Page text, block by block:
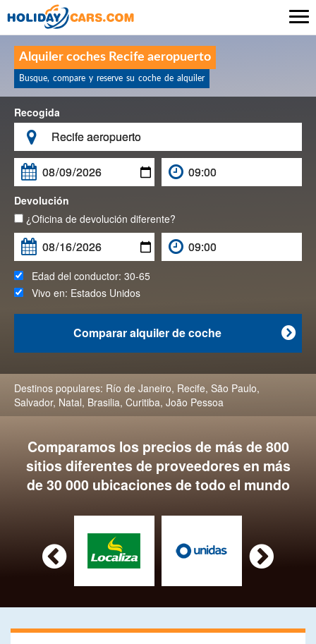
Alquiler coches Recife aeropuerto
Busque, compare y reserve su coche de alquiler
Recogida


Devolución
¿Oficina de devolución diferente?
Edad del conductor: 30-65
Vivo en: Estados Unidos

Comparar alquiler de coche
Destinos populares: Río de Janeiro, Recife, São Paulo,
Salvador, Natal, Brasilia, Curitiba, João Pessoa
Comparamos los precios de más de 800
sitios diferentes de proveedores en más
de 30 000 ubicaciones de todo el mundo
 